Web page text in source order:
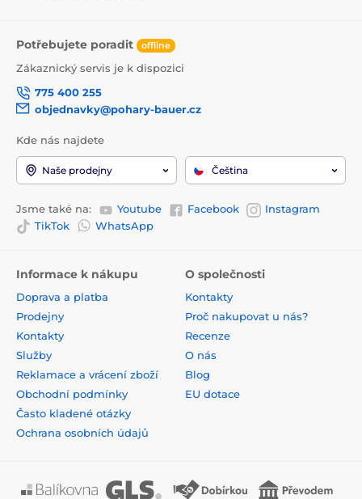
Potřebujete poradit offline
Zákaznický servis je k dispozici
775 400 255
objednavky@pohary-bauer.cz
Kde nás najdete
Naše prodejny Čeština
Jsme také na: Youtube Facebook
Instagram
TikTok
WhatsApp
Informace k nákupu
Doprava a platba
Prodejny
Kontakty
Služby
Reklamace a vrácení zboží
Obchodní podmínky
Často kladené otázky
Ochrana osobních údajů
O společnosti
Kontakty
Proč nakupovat u nás?
Recenze
O nás
Blog
EU dotace